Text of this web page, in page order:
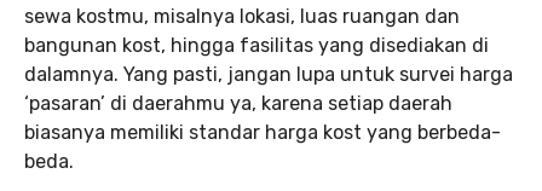
sewa kostmu, misalnya lokasi, luas ruangan dan
bangunan kost, hingga fasilitas yang disediakan di
dalamnya. Yang pasti, jangan lupa untuk survei harga
‘pasaran’ di daerahmu ya, karena setiap daerah
biasanya memiliki standar harga kost yang berbeda-
beda.